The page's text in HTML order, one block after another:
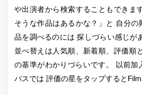
や出演者から検索することもできま
そうな作品はあるかな？」と 自分の
品を調べるのには 探しづらい感じが
並べ替えは人気順、新着順、評価順
の基準がわかりづらいです。 以前加
パスでは 評価の星をタップすると